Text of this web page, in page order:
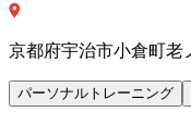
京都府宇治市小倉町老
パーソナルトレーニング